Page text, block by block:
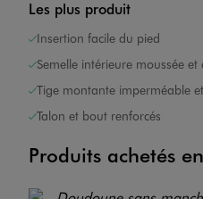
Image 6 sur 12
Image 7 sur 12
Les plus produit
Insertion facile du pied
Semelle intérieure moussée et
Tige montante imperméable
Talon et bout renforcés
Produits achetés